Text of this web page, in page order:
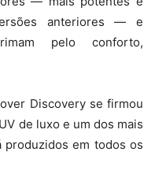
anteriores — e
pelo conforto,
Discovery se firmou
de luxo e um dos mais
em todos os